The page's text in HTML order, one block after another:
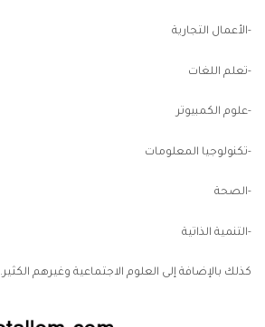
-الأعمال التجارية
-تعلم اللغات
-علوم الكمبيوتر
-تكنولوجيا المعلومات
-الصحة
-التنمية الذاتية
كذلك بالإضافة إلى العلوم الاجتماعية وغيرهم الكثير.